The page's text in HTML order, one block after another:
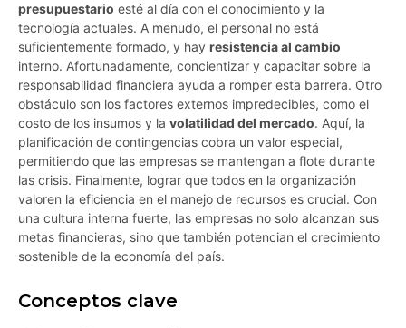
presupuestario esté al día con el conocimiento y la
tecnología actuales. A menudo, el personal no está
suficientemente formado, y hay resistencia al cambio
interno. Afortunadamente, concientizar y capacitar sobre la
responsabilidad financiera ayuda a romper esta barrera. Otro
obstáculo son los factores externos impredecibles, como el
costo de los insumos y la volatilidad del mercado. Aquí, la
planificación de contingencias cobra un valor especial,
permitiendo que las empresas se mantengan a flote durante
las crisis. Finalmente, lograr que todos en la organización
valoren la eficiencia en el manejo de recursos es crucial. Con
una cultura interna fuerte, las empresas no solo alcanzan sus
metas financieras, sino que también potencian el crecimiento
sostenible de la economía del país.
Conceptos clave